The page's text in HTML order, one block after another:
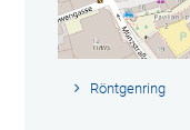
Röntgenring